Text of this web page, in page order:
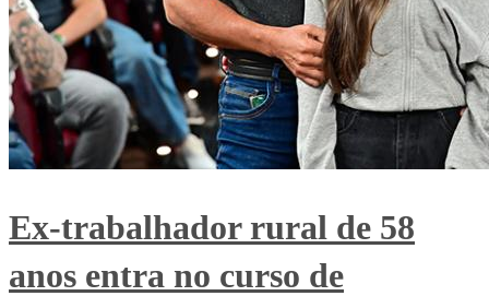
Ex-trabalhador rural de 58
anos entra no curso de